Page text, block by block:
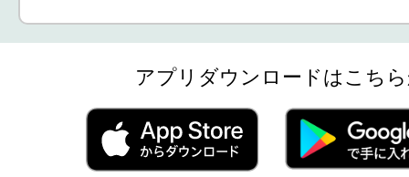
アプリダウンロードはこち